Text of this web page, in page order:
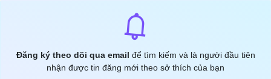
Đăng ký theo dõi qua email để tìm kiếm và là người đầu tiên
nhận được tin đăng mới theo sở thích của bạn